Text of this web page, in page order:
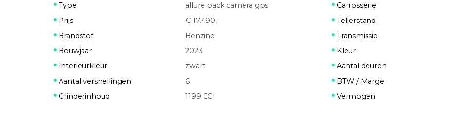
Type
allure pack camera gps Carrosserie
Prijs
€ 17.490,- Tellerstand
Brandstof
Benzine Transmissie
Bouwjaar
2023 Kleur
Interieurkleur
zwart Aantal deuren
Aantal versnellingen
6 BTW / Marge
Cilinderinhoud
1199 CC Vermogen